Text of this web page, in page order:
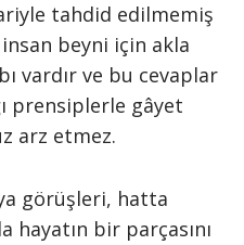
tahdid edilmemiş
beyni için akla
vardır ve bu cevaplar
prensiplerle gâyet
arz etmez.
görüşleri, hatta
hayatın bir parçasını